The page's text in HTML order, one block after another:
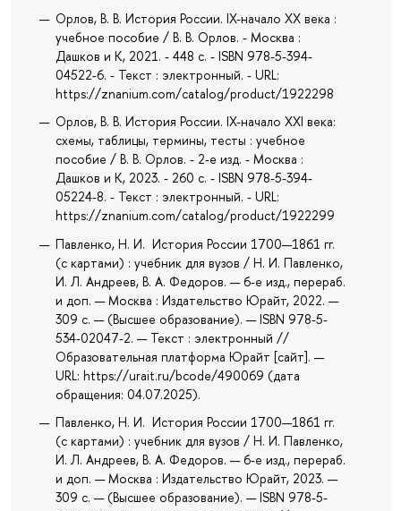
Орлов, В. В. История России. IX-начало XX века :
учебное пособие / В. В. Орлов. - Москва :
Дашков и К, 2021. - 448 с. - ISBN 978-5-394-
04522-6. - Текст : электронный. - URL:
https://znanium.com/catalog/product/1922298
Орлов, В. В. История России. IX-начало XXI века:
схемы, таблицы, термины, тесты : учебное
пособие / В. В. Орлов. - 2-е изд. - Москва :
Дашков и К, 2023. - 260 с. - ISBN 978-5-394-
05224-8. - Текст : электронный. - URL:
https://znanium.com/catalog/product/1922299
Павленко, Н. И. История России 1700—1861 гг.
(с картами) : учебник для вузов / Н. И. Павленко,
И. Л. Андреев, В. А. Федоров. — 6-е изд., перераб.
и доп. — Москва : Издательство Юрайт, 2022. —
309 с. — (Высшее образование). — ISBN 978-5-
534-02047-2. — Текст : электронный //
Образовательная платформа Юрайт [сайт]. —
URL: https://urait.ru/bcode/490069 (дата
обращения: 04.07.2025).
Павленко, Н. И. История России 1700—1861 гг.
(с картами) : учебник для вузов / Н. И. Павленко,
И. Л. Андреев, В. А. Федоров. — 6-е изд., перераб.
и доп. — Москва : Издательство Юрайт, 2023. —
309 с. — (Высшее образование). — ISBN 978-5-